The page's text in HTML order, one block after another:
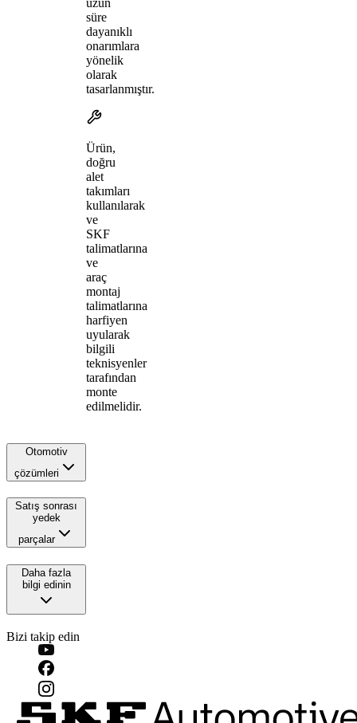
süre
dayanıklı
onarımlara
yönelik
olarak
tasarlanmıştır.
Ürün,
doğru
alet
takımları
kullanılarak
ve
SKF
talimatlarına
ve
araç
montaj
talimatlarına
harfiyen
uyularak
bilgili
teknisyenler
tarafından
monte
edilmelidir.
Otomotiv
çözümleri
Satış sonrası
yedek
parçalar
Daha fazla
bilgi edinin
Bizi takip edin